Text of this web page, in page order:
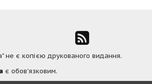
не є копією друкованого видання.
є обов'язковим.